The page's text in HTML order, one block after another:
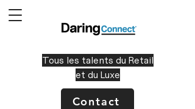
Tous les talents du Retail
et du Luxe
Contact